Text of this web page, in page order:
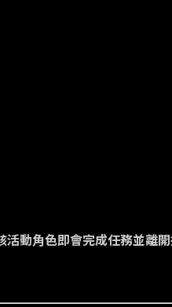
動角色即會完成任務並離開